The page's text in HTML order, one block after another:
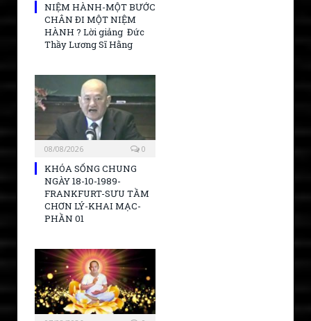
NIỆM HÀNH-MỘT BƯỚC
CHÂN ĐI MỘT NIỆM
HÀNH ? Lời giảng Đức
Thầy Lương Sĩ Hằng
08/08/2026 0
KHÓA SỐNG CHUNG
NGÀY 18-10-1989-
FRANKFURT-SƯU TẦM
CHƠN LÝ-KHAI MẠC-
PHẦN 01